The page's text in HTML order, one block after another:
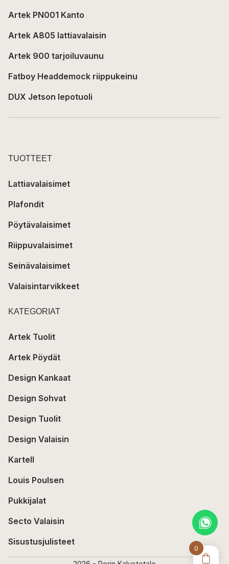
0
Artek PN001 Kanto
Artek A805 lattiavalaisin
Artek 900 tarjoiluvaunu
Fatboy Headdemock riippukeinu
DUX Jetson lepotuoli
TUOTTEET
Lattiavalaisimet
Plafondit
Pöytävalaisimet
Riippuvalaisimet
Seinävalaisimet
Valaisintarvikkeet
KATEGORIAT
Artek Tuolit
Artek Pöydät
Design Kankaat
Design Sohvat
Design Tuolit
Design Valaisin
Kartell
Louis Poulsen
Pukkijalat
Secto Valaisin
Sisustusjulisteet